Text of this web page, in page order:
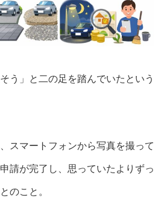
う」と二の足を踏んでいたという
スマートフォンから写真を撮って
請が完了し、思っていたよりずっ
のこと。